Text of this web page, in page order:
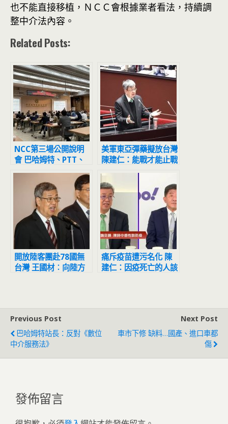
也不能直接移植，ＮＣＣ會根據業者看法，持續調
整中介法內容。
Related Posts:
NCC第三場公開說明
會 巴哈姆特、PTT、
LINE都有話要說
美軍東亞彈藥擬放台灣
陳建仁：能戰才能止戰
開放陸客團赴78國無
台灣 王國材︰向陸方
痛斥疫苗遭污名化 陳
建仁：因疫死亡的人該
Previous Post
巴哈姆特站長：反對《數位
中介服務法》
Next Post
車市下修 缺料…國產、進口車都
傷
發佈留言